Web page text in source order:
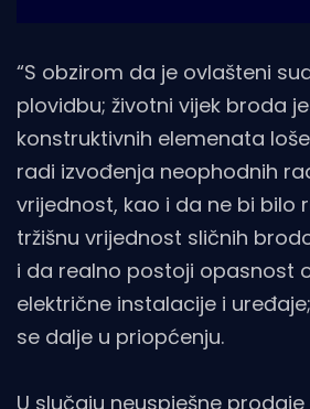
“S obzirom da je ovlašteni
plovidbu; životni vijek broda
konstruktivnih elemenata
radi izvođenja neophodnih
vrijednost, kao i da ne bi bilo
tržišnu vrijednost sličnih
i da realno postoji opasnost
električne instalacije i
se dalje u priopćenju.
U slučaju neuspješne